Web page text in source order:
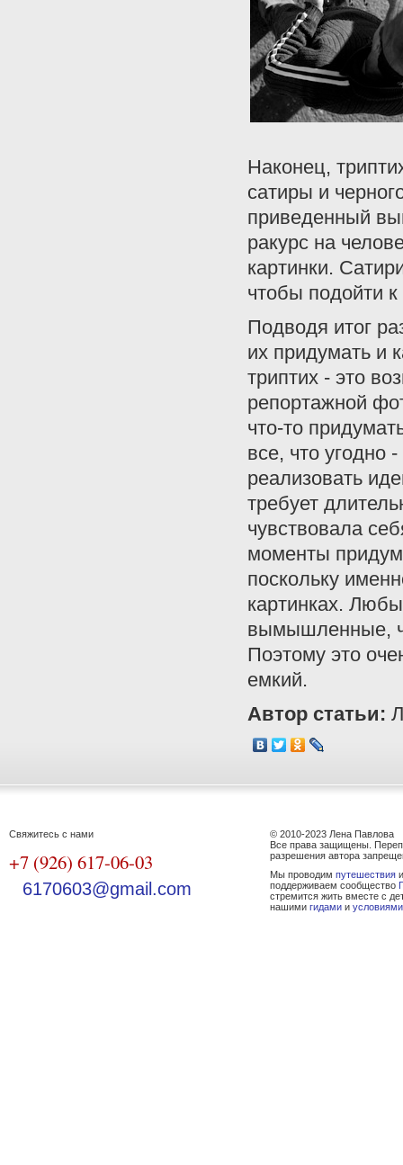
Наконец,
сатиры и
приведенный
ракурс на
картинки.
чтобы подойти
Подводя итог
их придумать и
триптих - это
репортажной
что-то
все, что угодно
реализовать
требует
чувствовала
моменты
поскольку
картинках.
вымышленные,
Поэтому это
емкий.
Автор статьи:
Свяжитесь с нами
+7 (926) 617-06-03
6170603@gmail.com
© 2010-2023 Лена Павлова
Все права защищены.
разрешения автора
Мы проводим путешествия
поддерживаем сообщество
стремится жить вместе с
нашими гидами и условиями